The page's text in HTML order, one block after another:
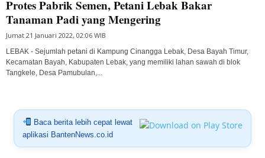
Protes Pabrik Semen, Petani Lebak Bakar
Tanaman Padi yang Mengering
Jumat 21 Januari 2022, 02:06 WIB
LEBAK - Sejumlah petani di Kampung Cinangga Lebak, Desa Bayah Timur,
Kecamatan Bayah, Kabupaten Lebak, yang memiliki lahan sawah di blok
Tangkele, Desa Pamubulan,...
Baca berita lebih cepat lewat
aplikasi BantenNews.co.id